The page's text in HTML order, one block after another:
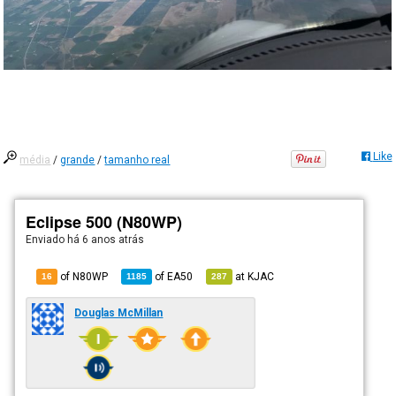
média /grande /tamanho real Like
Eclipse 500 (N80WP)
Enviado há6 anos atrás
16 of N80WP 1185 ofEA50 287 atKJAC
Douglas McMillan